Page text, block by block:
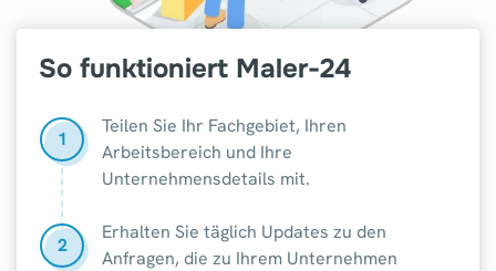
So funktioniert Maler-24
1
Teilen Sie Ihr Fachgebiet, Ihren
Arbeitsbereich und Ihre
Unternehmensdetails mit.
2
Erhalten Sie täglich Updates zu den
Anfragen, die zu Ihrem Unternehmen